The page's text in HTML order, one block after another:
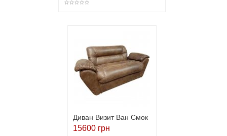
Диван Визит Ван Смок
15600 грн